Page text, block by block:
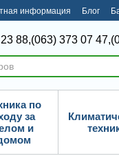
информация Блог
88,(063) 373 07 47,
по
за
и